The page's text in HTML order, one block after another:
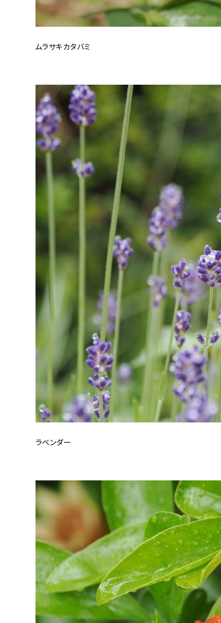
ムラサキカタバミ
ラベンダー